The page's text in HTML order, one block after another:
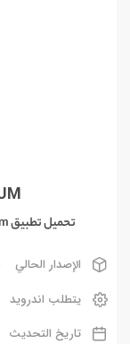
تحميل تطبيق Beelinguapp Premium مهكر 2026 للاندرويد
الإصدار الحالي
يتطلب اندرويد
تاريخ التحديث